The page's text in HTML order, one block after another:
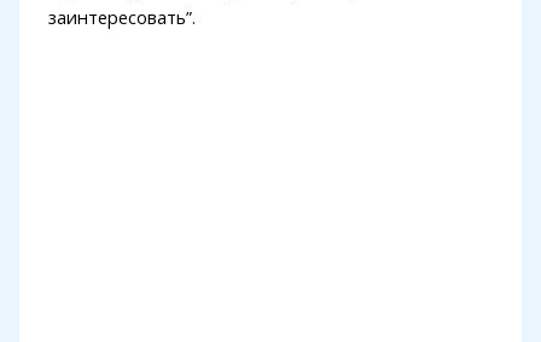
заинтересовать”.